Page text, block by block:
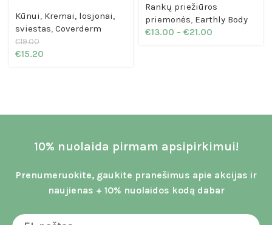
Kūnui, Kremai, losjonai,
sviestas, Coverderm
€19.00
€15.20
Rankų priežiūros
priemonės, Earthly Body
€13.00 – €21.00
10% nuolaida pirmam apsipirkimui!
Prenumeruokite, gaukite pranešimus apie akcijas ir
naujienas + 10% nuolaidos kodą dabar